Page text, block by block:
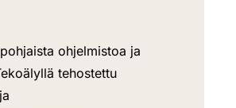
ohjelmistoa ja
tehostettu